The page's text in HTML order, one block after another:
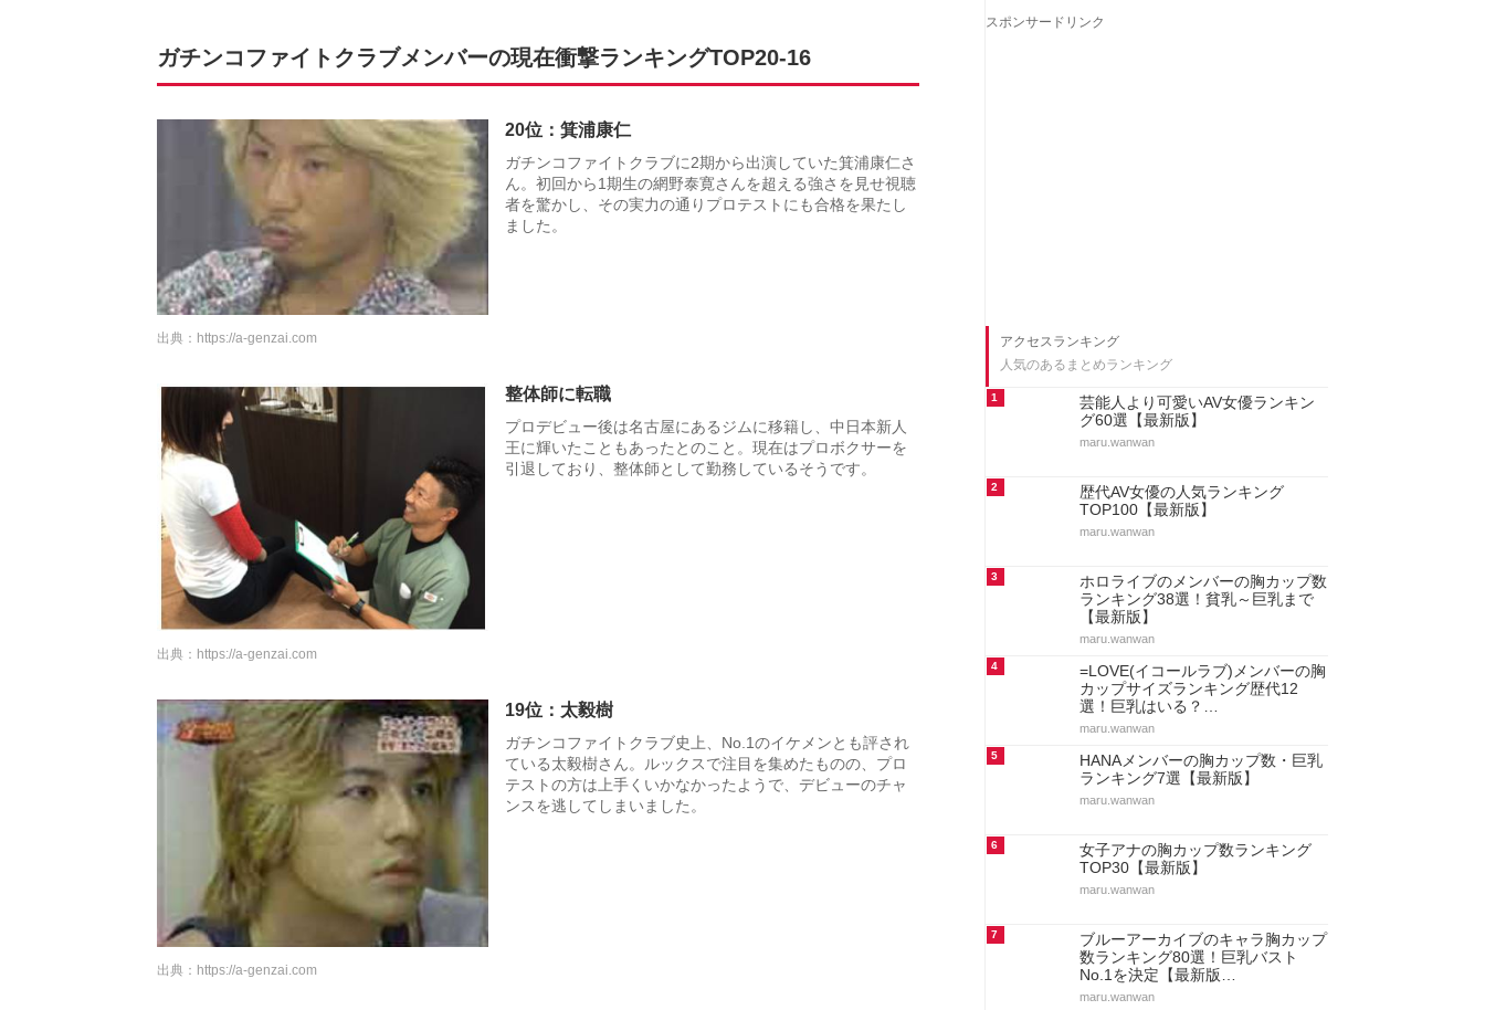
ガチンコファイトクラブメンバーの現在衝撃ランキングTOP20-16
20位：箕浦康仁
ガチンコファイトクラブに2期から出演していた箕浦康仁さ
ん。初回から1期生の網野泰寛さんを超える強さを見せ視聴
者を驚かし、その実力の通りプロテストにも合格を果たし
ました。
出典： https://a-genzai.com
整体師に転職
プロデビュー後は名古屋にあるジムに移籍し、中日本新人
王に輝いたこともあったとのこと。現在はプロボクサーを
引退しており、整体師として勤務しているそうです。
出典： https://a-genzai.com
19位：太毅樹
ガチンコファイトクラブ史上、No.1のイケメンとも評され
ている太毅樹さん。ルックスで注目を集めたものの、プロ
テストの方は上手くいかなかったようで、デビューのチャ
ンスを逃してしまいました。
出典： https://a-genzai.com
スポンサードリンク
アクセスランキング
人気のあるまとめランキング
1
芸能人より可愛いAV女優ランキン
グ60選【最新版】
maru.wanwan
2
歴代AV女優の人気ランキング
TOP100【最新版】
maru.wanwan
3
ホロライブのメンバーの胸カップ数
ランキング38選！貧乳～巨乳まで
【最新版】
maru.wanwan
4
=LOVE(イコールラブ)メンバーの胸
カップサイズランキング歴代12
選！巨乳はいる？…
maru.wanwan
5
HANAメンバーの胸カップ数・巨乳
ランキング7選【最新版】
maru.wanwan
6
女子アナの胸カップ数ランキング
TOP30【最新版】
maru.wanwan
7
ブルーアーカイブのキャラ胸カップ
数ランキング80選！巨乳バスト
No.1を決定【最新版…
maru.wanwan